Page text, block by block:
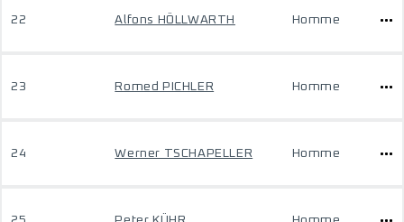
22 Alfons HÖLLWARTH Homme
23 Romed PICHLER Homme
24 Werner TSCHAPELLER Homme